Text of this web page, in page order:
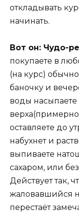
откладывать
начинать.
Вот он: Чудо-
покупаете в
(на курс)
баночку и
воды
оставляете до
набухнет и
выпиваете
сахаром, или
Действует так,
жаловавшийся
перестаёт